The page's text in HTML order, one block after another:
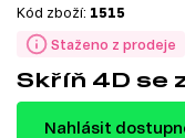
Staženo z prodeje
Kód zboží: 1515
Skříň 4D se
Nahlásit